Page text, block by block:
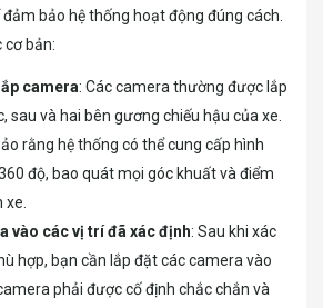
bảo hệ thống hoạt động đúng cách.
cơ bản:
camera: Các camera thường được lắp
sau và hai bên gương chiếu hậu của xe.
rằng hệ thống có thể cung cấp hình
độ, bao quát mọi góc khuất và điểm
vào các vị trí đã xác định: Sau khi xác
hợp, bạn cần lắp đặt các camera vào
phải được cố định chắc chắn và